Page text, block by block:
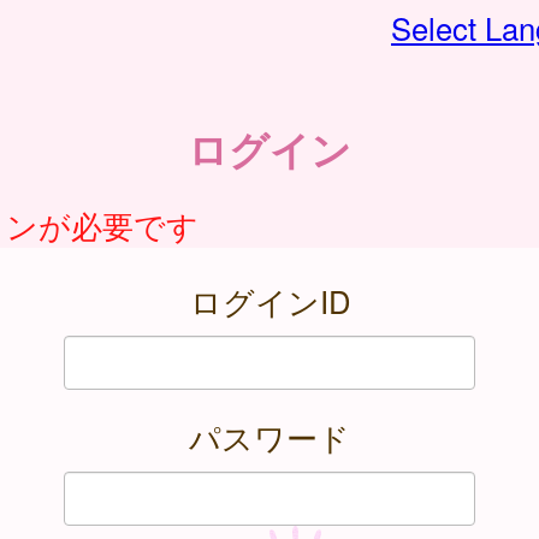
Select
ログイン
が必要です
ログインID
パスワード